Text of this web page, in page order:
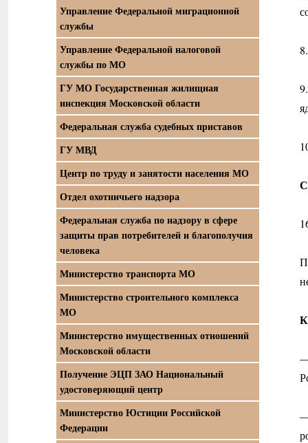
—
—
Управление Федеральной миграционной
службы
Управление Федеральной налоговой
службы по МО
ГУ МО Государственная жилищная
инспекция Московской области
Федеральная служба судебных приставов
ГУ МВД
Центр по труду и занятости населения МО
Отдел охотничьего надзора
Федеральная служба по надзору в сфере
защиты прав потребителей и благополучия
человека
Министерство транспорта МО
Министерство строительного комплекса
МО
Министерство имущественных отношений
Московской области
Получение ЭЦП ЗАО Национальный
удостоверяющий центр
Министерство Юстиции Российской
Федерации